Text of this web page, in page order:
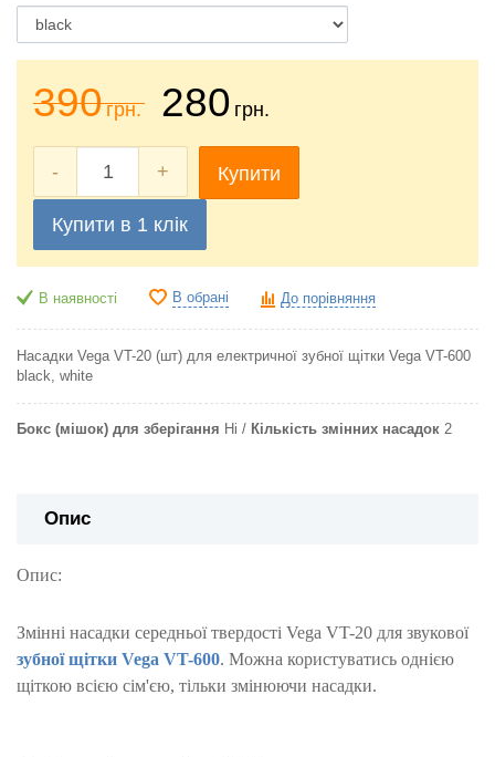
390грн. 280 грн.
- + Купити
Купити в 1 клік
В наявності В обрані До порівняння
Насадки Vega VT-20 (шт) для електричної зубної щітки Vega VT-600
black, white
Бокс (мішок) для зберігання Ні Кількість змінних насадок 2
Опис
Опис:
Змінні насадки середньої твердості Vega VT-20 для звукової
зубної щітки Vega VT-600. Можна користуватись однією
щіткою всією сім'єю, тільки змінюючи насадки.